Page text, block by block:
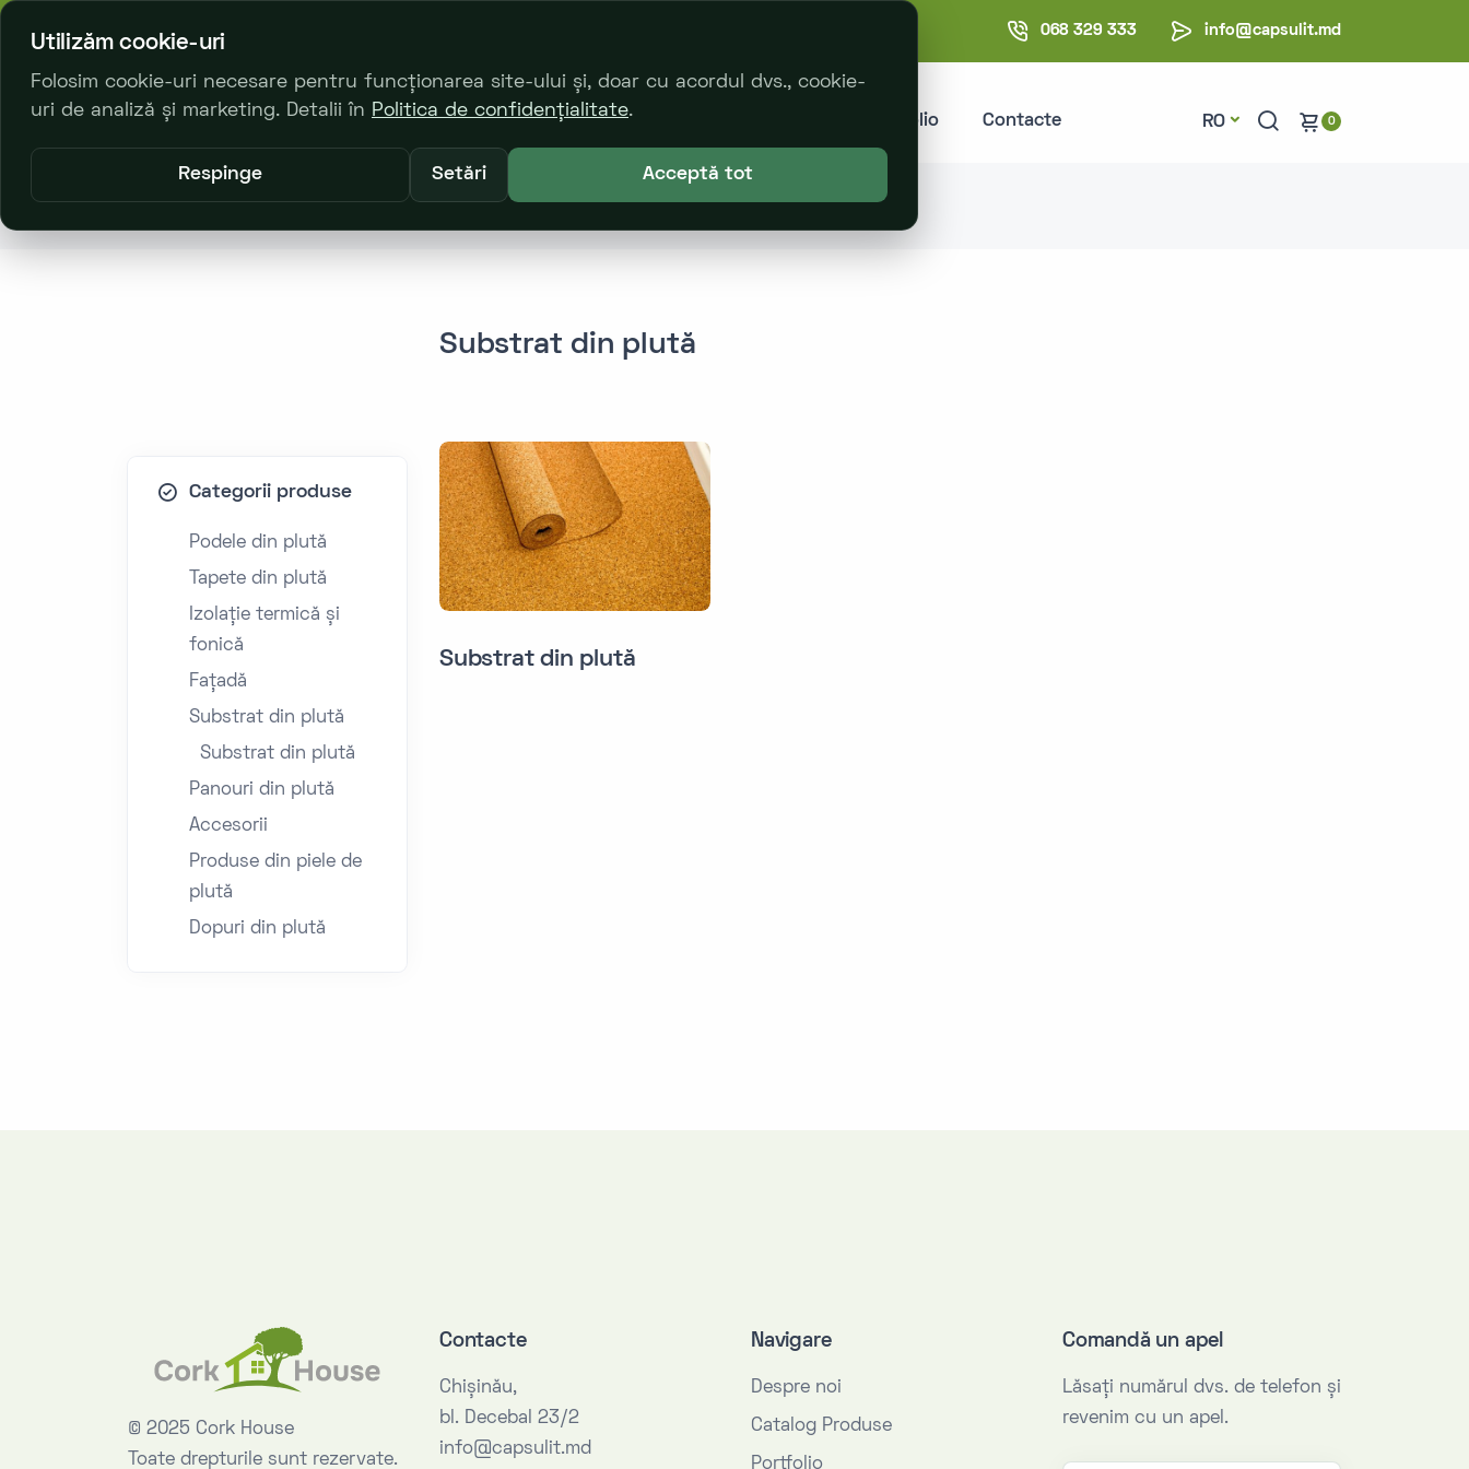
Chişinău, 068 329 333 info@capsulit.md
Principală Despre noi Portfolio Contacte RO 0
Principală Catalog Produse Substrat din plută
Substrat din plută
Substrat din plută
Categorii produse
Podele din plută
Tapete din plută
Izolație termică și
fonică
Fațadă
Substrat din plută
Substrat din plută
Panouri din plută
Accesorii
Produse din piele de
plută
Dopuri din plută
© 2025 Cork House
Toate drepturile sunt rezervate.
Contacte
Chişinău,
bl. Decebal 23/2
info@capsulit.md
Navigare
Despre noi
Catalog Produse
Portfolio
Comandă un apel
Lăsaţi numărul dvs. de telefon şi
revenim cu un apel.
Utilizăm cookie-uri
Folosim cookie-uri necesare pentru funcționarea site-ului și, doar cu acordul dvs., cookie-
uri de analiză și marketing. Detalii în Politica de confidențialitate.
Respinge Setări Acceptă tot